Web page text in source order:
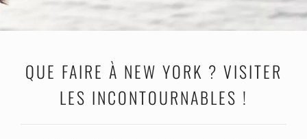
QUE FAIRE À NEW YORK ? VISITER
LES INCONTOURNABLES !